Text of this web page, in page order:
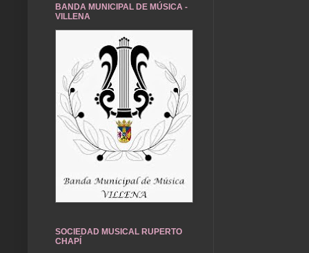
BANDA MUNICIPAL DE MÚSICA -
VILLENA
SOCIEDAD MUSICAL RUPERTO
CHAPÍ